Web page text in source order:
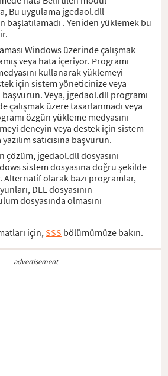
Bu uygulama jgedaol.dll
başlatılamadı . Yeniden yüklemek bu
Windows üzerinde çalışmak
veya hata içeriyor. Programı
kullanarak yüklemeyi
için sistem yöneticinize veya
başvurun. Veya, jgedaol.dll programı
çalışmak üzere tasarlanmadı veya
özgün yükleme medyasını
deneyin veya destek için sistem
satıcısına başvurun.
çözüm, jgedaol.dll dosyasını
sistem dosyasına doğru şekilde
olarak bazı programlar,
DLL dosyasının
dosyasında olmasını
için, SSS bölümümüze bakın.
advertisement